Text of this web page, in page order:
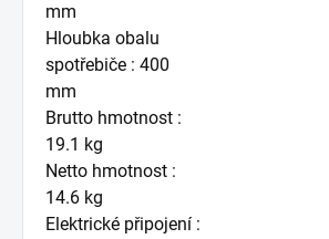
mm
Hloubka obalu
spotřebiče : 400
mm
Brutto hmotnost :
19.1 kg
Netto hmotnost :
14.6 kg
Elektrické připojení :